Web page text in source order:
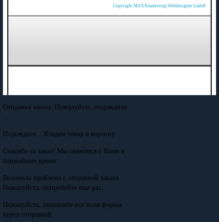
Copyright MAXXmarketing Webdesigner GmbH
Отправка заказа. Пожалуйста, подождите
Подождите... Кладем товар в корзину
Спасибо за заказ! Мы свяжемся с Вами в
ближайшее время
Возникла проблема с отправкой заказа.
Пожалуйста, попробуйте еще раз.
Пожалуйста, заполните все поля формы
перед отправкой.